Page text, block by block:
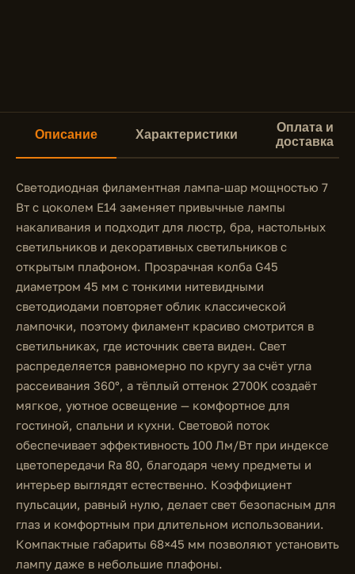
Описание Характеристики
Оплата и
доставка
Светодиодная филаментная лампа-шар мощностью 7
Вт с цоколем E14 заменяет привычные лампы
накаливания и подходит для люстр, бра, настольных
светильников и декоративных светильников с
открытым плафоном. Прозрачная колба G45
диаметром 45 мм с тонкими нитевидными
светодиодами повторяет облик классической
лампочки, поэтому филамент красиво смотрится в
светильниках, где источник света виден. Свет
распределяется равномерно по кругу за счёт угла
рассеивания 360°, а тёплый оттенок 2700K создаёт
мягкое, уютное освещение — комфортное для
гостиной, спальни и кухни. Световой поток
обеспечивает эффективность 100 Лм/Вт при индексе
цветопередачи Ra 80, благодаря чему предметы и
интерьер выглядят естественно. Коэффициент
пульсации, равный нулю, делает свет безопасным для
глаз и комфортным при длительном использовании.
Компактные габариты 68×45 мм позволяют установить
лампу даже в небольшие плафоны.